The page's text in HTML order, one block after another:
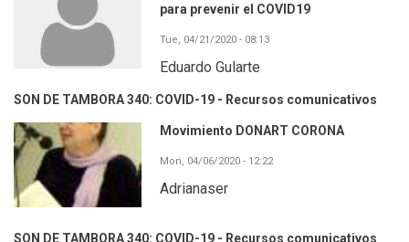
para prevenir el COVID19
Tue, 04/21/2020 - 08:13
Eduardo Gularte
SON DE TAMBORA 340: COVID-19 - Recursos comunicativos
Movimiento DONART CORONA
Mon, 04/06/2020 - 12:22
Adrianaser
SON DE TAMBORA 340: COVID-19 - Recursos comunicativos